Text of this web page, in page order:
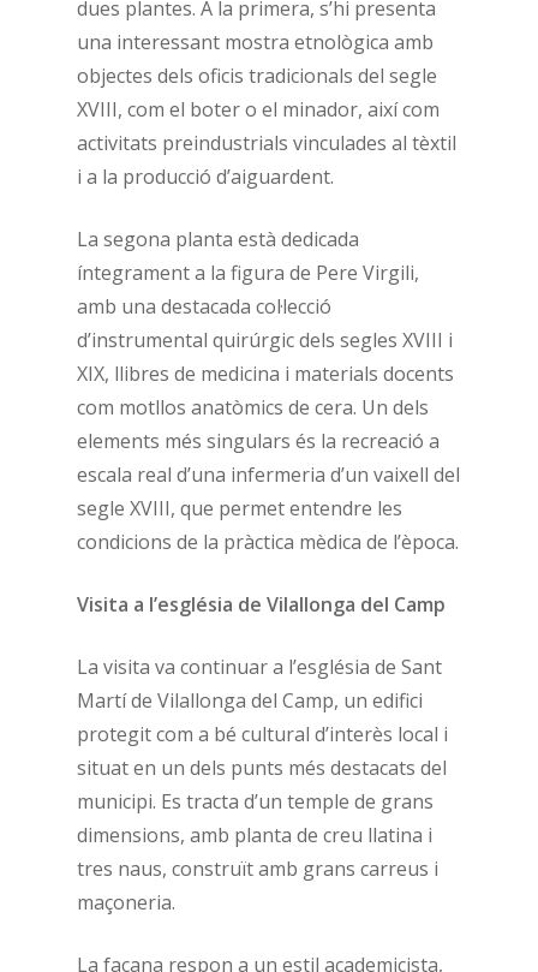
dues plantes. A la primera, s’hi presenta
una interessant mostra etnològica amb
objectes dels oficis tradicionals del segle
XVIII, com el boter o el minador, així com
activitats preindustrials vinculades al tèxtil
i a la producció d’aiguardent.
La segona planta està dedicada
íntegrament a la figura de Pere Virgili,
amb una destacada col·lecció
d’instrumental quirúrgic dels segles XVIII i
XIX, llibres de medicina i materials docents
com motllos anatòmics de cera. Un dels
elements més singulars és la recreació a
escala real d’una infermeria d’un vaixell del
segle XVIII, que permet entendre les
condicions de la pràctica mèdica de l’època.
Visita a l’església de Vilallonga del Camp
La visita va continuar a l’església de Sant
Martí de Vilallonga del Camp, un edifici
protegit com a bé cultural d’interès local i
situat en un dels punts més destacats del
municipi. Es tracta d’un temple de grans
dimensions, amb planta de creu llatina i
tres naus, construït amb grans carreus i
maçoneria.
La façana respon a un estil academicista,